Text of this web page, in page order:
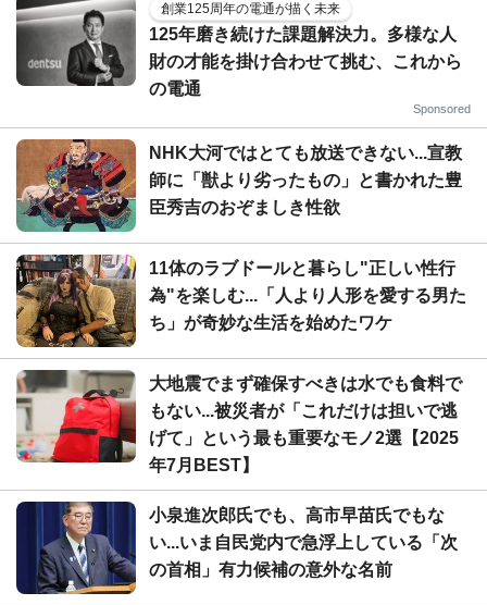
創業125周年の電通が描く未来
125年磨き続けた課題解決力。多様な人
財の才能を掛け合わせて挑む、これから
の電通
Sponsored
NHK大河ではとても放送できない...宣教
師に「獣より劣ったもの」と書かれた豊
臣秀吉のおぞましき性欲
11体のラブドールと暮らし"正しい性行
為"を楽しむ...「人より人形を愛する男た
ち」が奇妙な生活を始めたワケ
大地震でまず確保すべきは水でも食料で
もない...被災者が「これだけは担いで逃
げて」という最も重要なモノ2選【2025
年7月BEST】
小泉進次郎氏でも、高市早苗氏でもな
い...いま自民党内で急浮上している「次
の首相」有力候補の意外な名前